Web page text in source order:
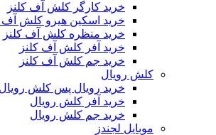
خرید کارگر کلش آف کلنز
خرید اسکین هیرو کلش آف
خرید منظره کلش آف کلنز
خرید آفر کلش آف کلنز
خرید جم کلش آف کلنز
کلش رویال
خرید رویال پس کلش رویال
خرید آفر کلش رویال
خرید جم کلش رویال
موبایل لجندز